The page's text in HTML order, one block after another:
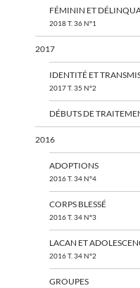
FÉMININ ET
2018 T. 36 N°1
2017
IDENTITÉ ET
2017 T. 35 N°2
DÉBUTS DE
2016
ADOPTIONS
2016 T. 34 N°4
CORPS BLESSÉ
2016 T. 34 N°3
LACAN ET
2016 T. 34 N°2
GROUPES